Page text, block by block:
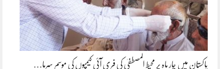
پاکستان میں چار ماہ پر محیط المصطفیٰ کی فری آئی کیمپوں کی موسم سرما…